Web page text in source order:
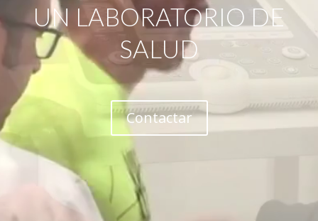
UN LABORATORIO DE
SALUD
Contactar